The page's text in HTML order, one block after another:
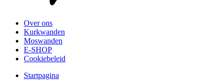
Over ons
Kurkwanden
Moswanden
E-SHOP
Cookiebeleid
Startpagina